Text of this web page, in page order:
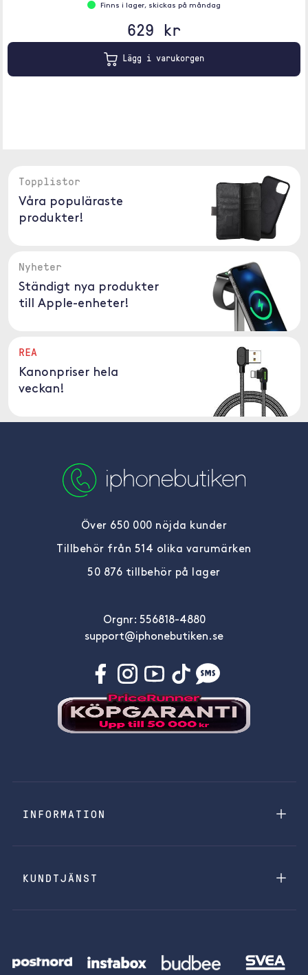
Finns i lager, skickas på måndag
629 kr
Lägg i varukorgen
Topplistor
Våra populäraste
produkter!
Nyheter
Ständigt nya produkter
till Apple-enheter!
REA
Kanonpriser hela
veckan!
Över 650 000 nöjda kunder
Tillbehör från 514 olika varumärken
50 876 tillbehör på lager
Orgnr: 556818-4880
support@iphonebutiken.se
INFORMATION
KUNDTJÄNST